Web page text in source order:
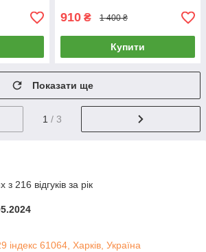
910 ₴ 1 400 ₴
Купити
Показати ще
1 / 3
216 відгуків за рік
індекс 61064, Харків, Україна